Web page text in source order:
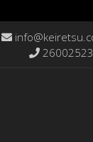
26002523